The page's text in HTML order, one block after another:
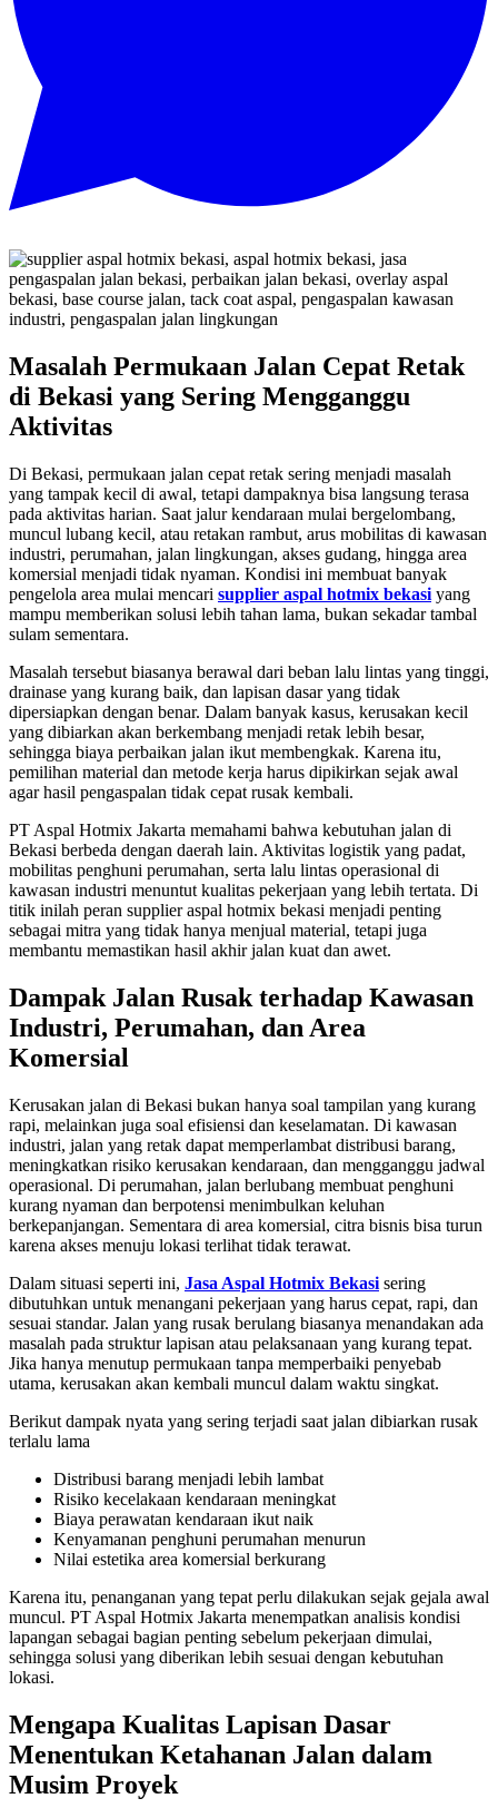
Masalah Permukaan Jalan Cepat Retak
di Bekasi yang Sering Mengganggu
Aktivitas
Di Bekasi, permukaan jalan cepat retak sering menjadi masalah
yang tampak kecil di awal, tetapi dampaknya bisa langsung terasa
pada aktivitas harian. Saat jalur kendaraan mulai bergelombang,
muncul lubang kecil, atau retakan rambut, arus mobilitas di kawasan
industri, perumahan, jalan lingkungan, akses gudang, hingga area
komersial menjadi tidak nyaman. Kondisi ini membuat banyak
pengelola area mulai mencari supplier aspal hotmix bekasi yang
mampu memberikan solusi lebih tahan lama, bukan sekadar tambal
sulam sementara.
Masalah tersebut biasanya berawal dari beban lalu lintas yang tinggi,
drainase yang kurang baik, dan lapisan dasar yang tidak
dipersiapkan dengan benar. Dalam banyak kasus, kerusakan kecil
yang dibiarkan akan berkembang menjadi retak lebih besar,
sehingga biaya perbaikan jalan ikut membengkak. Karena itu,
pemilihan material dan metode kerja harus dipikirkan sejak awal
agar hasil pengaspalan tidak cepat rusak kembali.
PT Aspal Hotmix Jakarta memahami bahwa kebutuhan jalan di
Bekasi berbeda dengan daerah lain. Aktivitas logistik yang padat,
mobilitas penghuni perumahan, serta lalu lintas operasional di
kawasan industri menuntut kualitas pekerjaan yang lebih tertata. Di
titik inilah peran supplier aspal hotmix bekasi menjadi penting
sebagai mitra yang tidak hanya menjual material, tetapi juga
membantu memastikan hasil akhir jalan kuat dan awet.
Dampak Jalan Rusak terhadap Kawasan
Industri, Perumahan, dan Area
Komersial
Kerusakan jalan di Bekasi bukan hanya soal tampilan yang kurang
rapi, melainkan juga soal efisiensi dan keselamatan. Di kawasan
industri, jalan yang retak dapat memperlambat distribusi barang,
meningkatkan risiko kerusakan kendaraan, dan mengganggu jadwal
operasional. Di perumahan, jalan berlubang membuat penghuni
kurang nyaman dan berpotensi menimbulkan keluhan
berkepanjangan. Sementara di area komersial, citra bisnis bisa turun
karena akses menuju lokasi terlihat tidak terawat.
Dalam situasi seperti ini, Jasa Aspal Hotmix Bekasi sering
dibutuhkan untuk menangani pekerjaan yang harus cepat, rapi, dan
sesuai standar. Jalan yang rusak berulang biasanya menandakan ada
masalah pada struktur lapisan atau pelaksanaan yang kurang tepat.
Jika hanya menutup permukaan tanpa memperbaiki penyebab
utama, kerusakan akan kembali muncul dalam waktu singkat.
Berikut dampak nyata yang sering terjadi saat jalan dibiarkan rusak
terlalu lama
Distribusi barang menjadi lebih lambat
Risiko kecelakaan kendaraan meningkat
Biaya perawatan kendaraan ikut naik
Kenyamanan penghuni perumahan menurun
Nilai estetika area komersial berkurang
Karena itu, penanganan yang tepat perlu dilakukan sejak gejala awal
muncul. PT Aspal Hotmix Jakarta menempatkan analisis kondisi
lapangan sebagai bagian penting sebelum pekerjaan dimulai,
sehingga solusi yang diberikan lebih sesuai dengan kebutuhan
lokasi.
Mengapa Kualitas Lapisan Dasar
Menentukan Ketahanan Jalan dalam
Musim Proyek